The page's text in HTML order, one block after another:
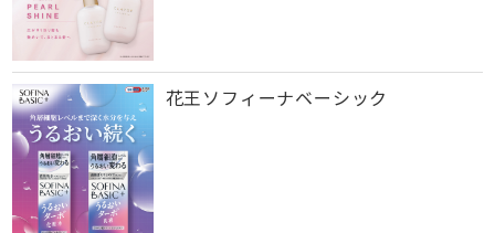
花王ソフィーナベーシック